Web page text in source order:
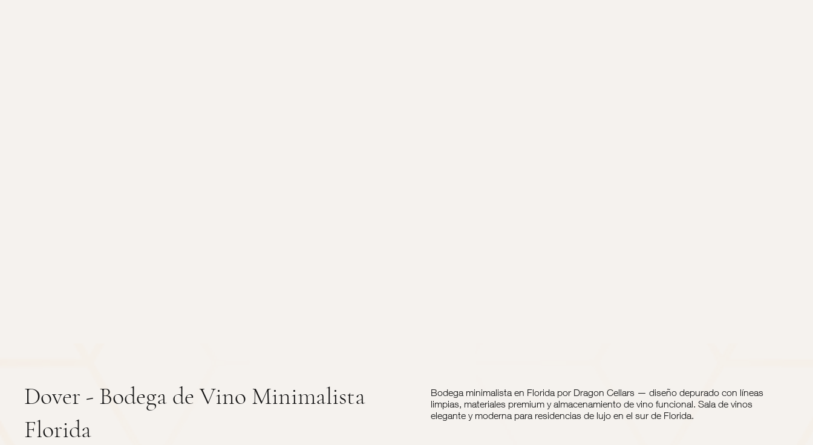
Dover - Bodega de Vino Minimalista
Florida
Bodega minimalista en Florida por Dragon Cellars — diseño depurado con líneas
limpias, materiales premium y almacenamiento de vino funcional. Sala de vinos
elegante y moderna para residencias de lujo en el sur de Florida.